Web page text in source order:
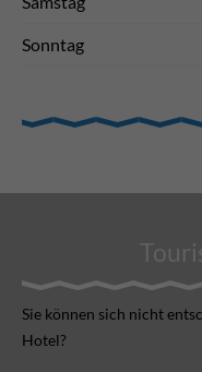
Sonntag
Sie können sich nicht
Hotel?